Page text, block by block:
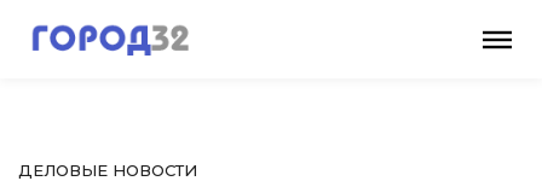
ДЕЛОВЫЕ НОВОСТИ